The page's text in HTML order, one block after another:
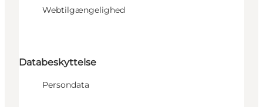
Webtilgængelighed
Databeskyttelse
Persondata